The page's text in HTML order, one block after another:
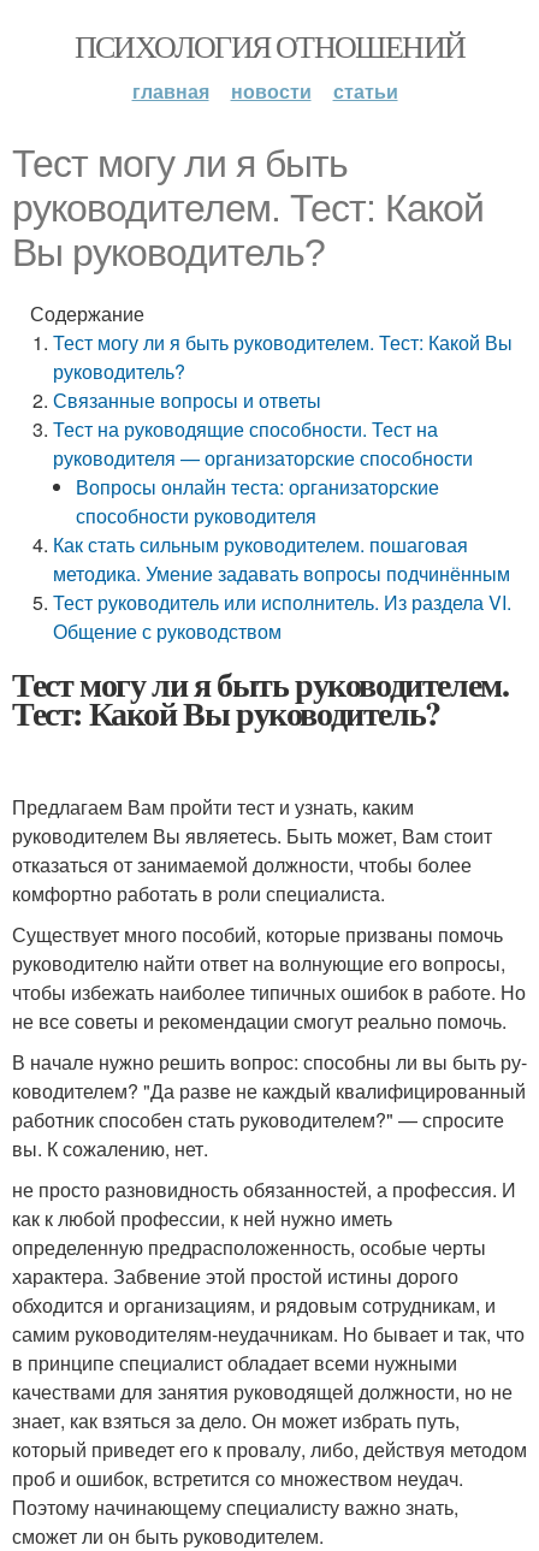
ПСИХОЛОГИЯ ОТНОШЕНИЙ
главная новости статьи
Тест могу ли я быть
руководителем. Тест: Какой
Вы руководитель?
Содержание
Тест могу ли я быть руководителем. Тест: Какой Вы
руководитель?
Связанные вопросы и ответы
Тест на руководящие способности. Тест на
руководителя — организаторские способности
Вопросы онлайн теста: организаторские
способности руководителя
Как стать сильным руководителем. пошаговая
методика. Умение задавать вопросы подчинённым
Тест руководитель или исполнитель. Из раздела VI.
Общение с руководством
Тест могу ли я быть руководителем.
Тест: Какой Вы руководитель?
Предлагаем Вам пройти тест и узнать, каким
руководителем Вы являетесь. Быть может, Вам стоит
отказаться от занимаемой должности, чтобы более
комфортно работать в роли специалиста.
Существует много пособий, которые призваны помочь
руководителю найти ответ на волнующие его вопросы,
чтобы избежать наиболее типичных ошибок в работе. Но
не все советы и рекомендации смогут реально помочь.
В начале нужно решить вопрос: способны ли вы быть ру­
ководителем? "Да разве не каждый квалифицированный
работник способен стать руководителем?" — спросите
вы. К сожалению, нет.
не просто разн­овидность обязанностей, а профессия. И
как к любой про­фессии, к ней нужно иметь
определенную предрасполо­женность, особые черты
характера. Забвение этой простой истины дорого
обходится и орга­низациям, и рядовым сотрудникам, и
самим руководите­лям-неудачникам. Но бывает и так, что
в принципе специ­алист обладает всеми нужными
качествами для занятия руководящей должности, но не
знает, как взяться за дело. Он может избрать путь,
который приведет его к провалу, либо, действуя методом
проб и ошибок, встретится со мно­жеством неудач.
Поэтому начинающему специалисту важ­но знать,
сможет ли он быть руководителем.